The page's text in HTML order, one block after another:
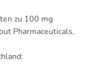
zu 100 mg
Pharmaceuticals,